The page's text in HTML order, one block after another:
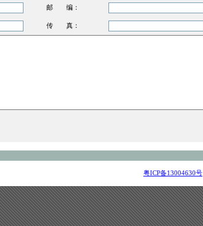
邮 编：
传 真：
粤ICP备13004630号